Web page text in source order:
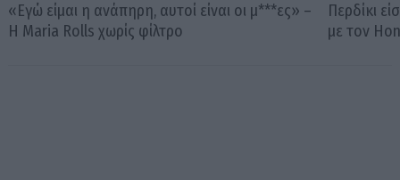
«Εγώ είμαι η ανάπηρη, αυτοί είναι οι μ***ες» –
Η Maria Rolls χωρίς φίλτρο
Περδίκι
με τον